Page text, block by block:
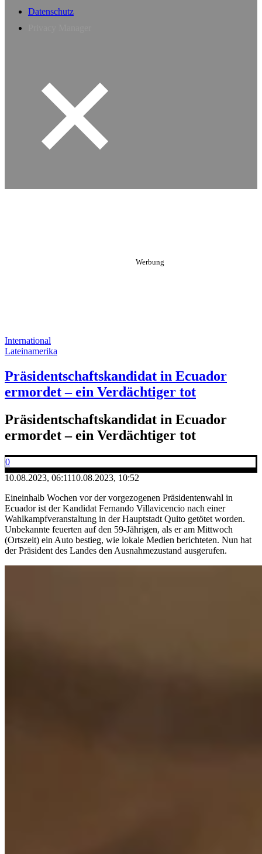
Datenschutz
International
Lateinamerika
Präsidentschaftskandidat in Ecuador
ermordet – ein Verdächtiger tot
Präsidentschaftskandidat in Ecuador
ermordet – ein Verdächtiger tot
0
10.08.2023, 06:1110.08.2023, 10:52
Eineinhalb Wochen vor der vorgezogenen Präsidentenwahl in
Ecuador ist der Kandidat Fernando Villavicencio nach einer
Wahlkampfveranstaltung in der Hauptstadt Quito getötet worden.
Unbekannte feuerten auf den 59-Jährigen, als er am Mittwoch
(Ortszeit) ein Auto bestieg, wie lokale Medien berichteten. Nun hat
der Präsident des Landes den Ausnahmezustand ausgerufen.